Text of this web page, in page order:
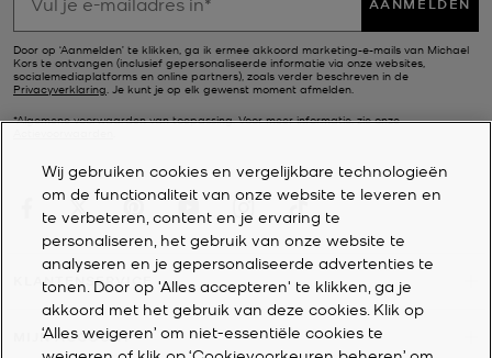
Shop de beste vakantietassen voor dames in onze
Getaway-editie, van strandtassen tot geweven
schoudertassen
Zonovergoten avonturen vragen om een tas die daar geschikt
voor is. Daarom hebben we een glamoureuze editie van de beste
misschien wel de meest glamoureuze strandtas: de handgehaakte
draagtas van stro. Deze ruime draagtas is groot genoeg voor al je
strandspullen of essentials voor het zwembad. De bohemien vibe
en het unieke waaierontwerp maken deze tas ook nog eens heel
trendy. Een strandtas voor dames die er altijd chic uitziet. Kies
voor het grote of kleinere model, afhankelijk van je plannen.
Geweven leren tassen zijn dit seizoen ook niet meer weg te denken,
en we hebben tal van stijlvolle varianten op de trend. Onze
designerhandtassen zien er net zo chic uit bij het zwembad als bij
Door op ‘Aanmelden’ te klikken, ga ik ermee akkoord marketing-e-mails van Michael
Kors te ontvangen (inclusief gepersonaliseerde informatie via onze websites,
socialemediaplatforms en online partners), zoals verder beschreven in de
Privacyverklaring . Je kunt je op elk gewenst moment afmelden.
*Algemene voorwaarden van toepassing. Voor meer informatie, zie onze
KLANTENSERVICE
MIJN ACCOUNT
Wij gebruiken cookies en vergelijkbare technologieën
om de functionaliteit van onze website te leveren en
te verbeteren, content en je ervaring te
personaliseren, het gebruik van onze website te
analyseren en je gepersonaliseerde advertenties te
tonen. Door op 'Alles accepteren' te klikken, ga je
akkoord met het gebruik van deze cookies. Klik op
‘Alles weigeren’ om niet-essentiële cookies te